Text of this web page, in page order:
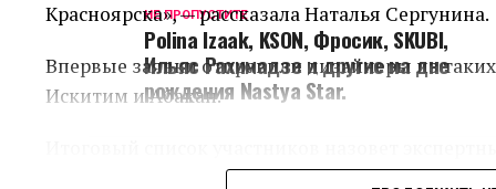
НЕ ПРОПУСТИТЕ
Polina Izaak, KSON, Фросик, SKUBI,
Ильяс Рахимадзе и другие на дне
рождения Nastya Star.
Красноярска», — рассказала Наталья Сергунина.
Впервые заявки отправили дизайнеры из
Искитим и Абакан.
главные редакторы профильных изданий,